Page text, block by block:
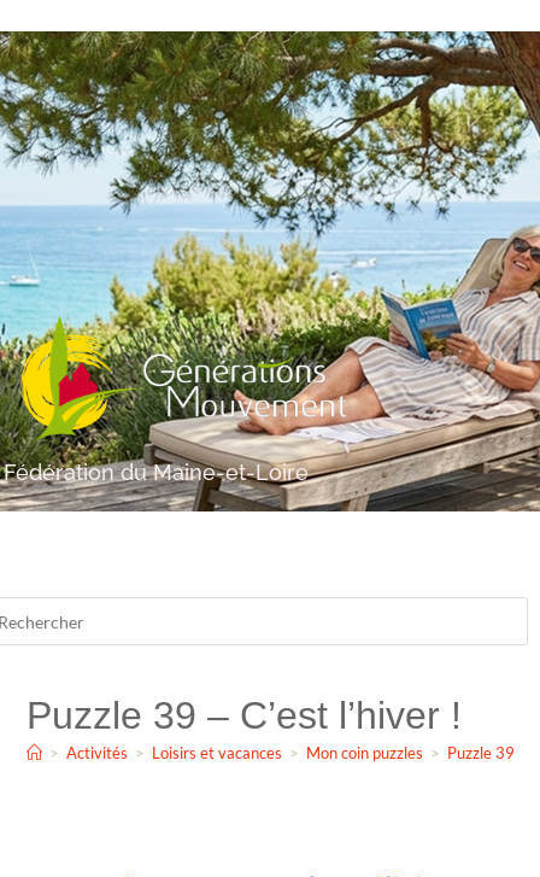
Fédération du Maine-et-Loire
Puzzle 39 – C’est l’hiver !
> Activités > Loisirs et vacances > Mon coin puzzles > Puzzle 39 –